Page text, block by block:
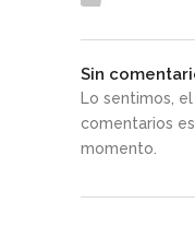
Sin
Lo sentimos,
comentarios
momento.